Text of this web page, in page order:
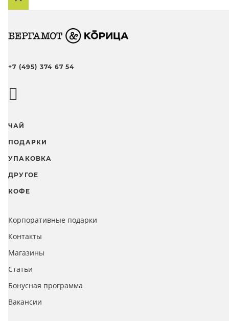
+7 (495) 374 67 54
ЧАЙ
ПОДАРКИ
УПАКОВКА
ДРУГОЕ
КОФЕ
Корпоративные подарки
Контакты
Магазины
Статьи
Бонусная программа
Вакансии